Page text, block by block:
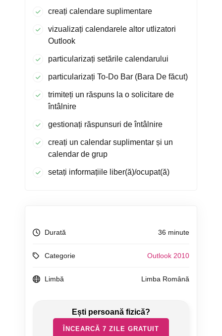
creați calendare suplimentare
vizualizați calendarele altor utlizatori
Outlook
particularizați setările calendarului
particularizați To-Do Bar (Bara De făcut)
trimiteți un răspuns la o solicitare de
întâlnire
gestionați răspunsuri de întâlnire
creați un calendar suplimentar și un
calendar de grup
setați informațiile liber(ă)/ocupat(ă)
Durată 36 minute
Categorie Outlook 2010
Limbă Limba Română
ÎNCEARCĂ 7 ZILE GRATUIT